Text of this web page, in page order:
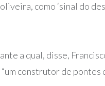
como ‘sinal do
a qual, disse,
construtor de